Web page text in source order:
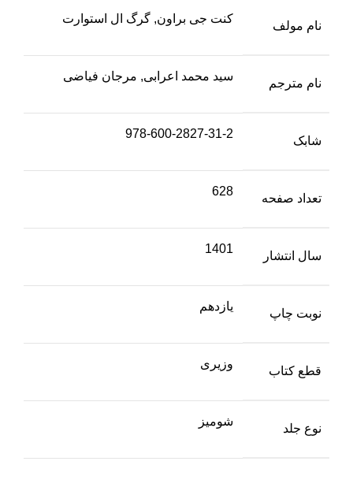
نام مولف
کنت جی براون, گرگ ال استوارت
نام مترجم
سید محمد اعرابی, مرجان فیاضی
شابک
978-600-2827-31-2
تعداد صفحه
628
سال انتشار
1401
نوبت چاپ
یازدهم
قطع کتاب
وزیری
نوع جلد
شومیز